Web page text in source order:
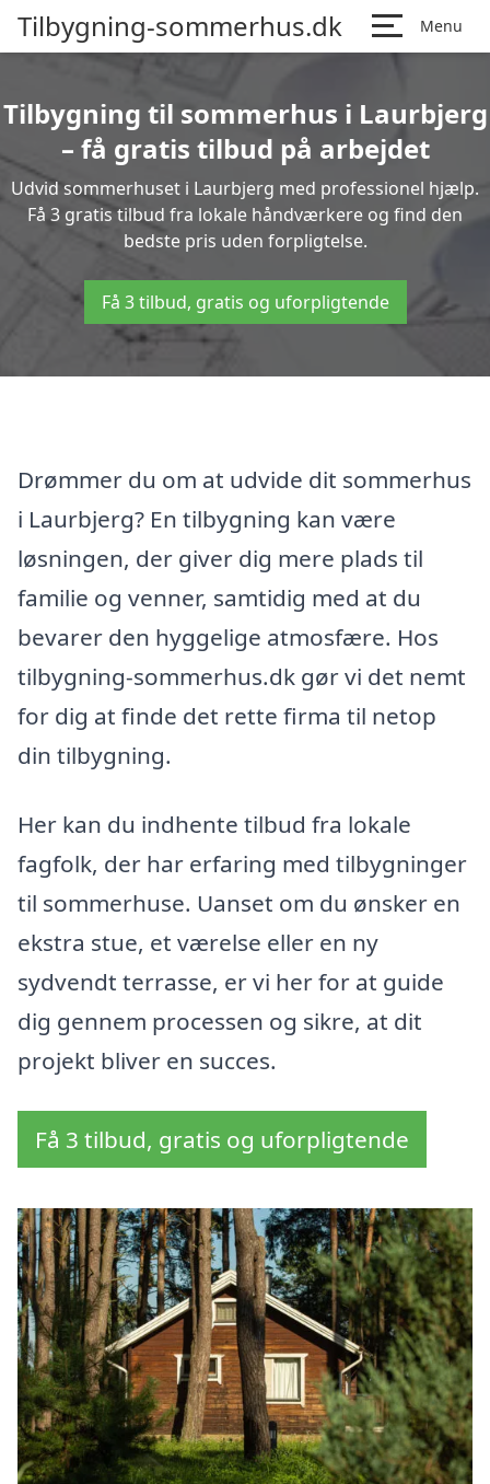
Tilbygning-sommerhus.dk Menu
Tilbygning til sommerhus i Laurbjerg
– få gratis tilbud på arbejdet
Udvid sommerhuset i Laurbjerg med professionel hjælp.
Få 3 gratis tilbud fra lokale håndværkere og find den
bedste pris uden forpligtelse.
Få 3 tilbud, gratis og uforpligtende
Drømmer du om at udvide dit sommerhus
i Laurbjerg? En tilbygning kan være
løsningen, der giver dig mere plads til
familie og venner, samtidig med at du
bevarer den hyggelige atmosfære. Hos
tilbygning-sommerhus.dk gør vi det nemt
for dig at finde det rette firma til netop
din tilbygning.
Her kan du indhente tilbud fra lokale
fagfolk, der har erfaring med tilbygninger
til sommerhuse. Uanset om du ønsker en
ekstra stue, et værelse eller en ny
sydvendt terrasse, er vi her for at guide
dig gennem processen og sikre, at dit
projekt bliver en succes.
Få 3 tilbud, gratis og uforpligtende